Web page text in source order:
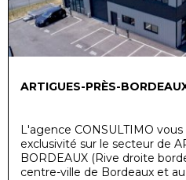
ARTIGUES-PRÈS-
L'agence CONSULTIMO
exclusivité sur le secteur de
BORDEAUX (Rive droite
centre-ville de Bordeaux et au